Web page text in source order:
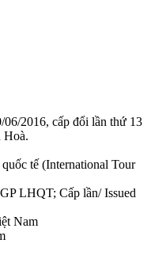
06/2016, cấp đổi lần thứ 13
Hoà.
tế (International Tour
LHQT; Cấp lần/ Issued
Nam